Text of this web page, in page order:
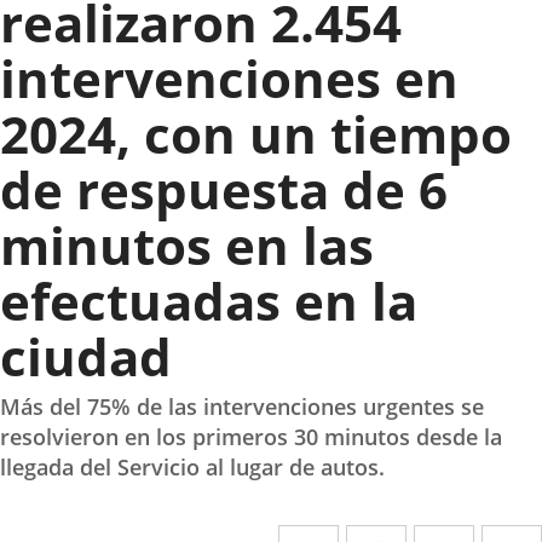
realizaron 2.454
intervenciones en
2024, con un tiempo
de respuesta de 6
minutos en las
efectuadas en la
ciudad
Más del 75% de las intervenciones urgentes se
resolvieron en los primeros 30 minutos desde la
llegada del Servicio al lugar de autos.